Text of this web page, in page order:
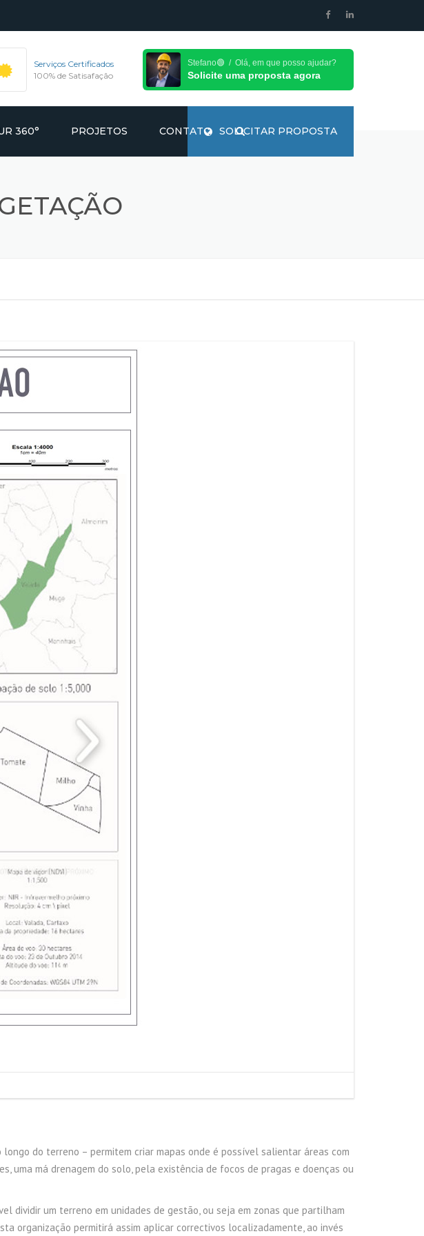
Serviços Certificados
100% de Satisafação
Stefano🟢 / Olá, em que posso ajudar?
Solicite uma proposta agora
SOLICITAR PROPOSTA
360° PROJETOS CONTATO
do terreno – permitem criar mapas onde é possível salientar áreas com
uma má drenagem do solo, pela existência de focos de pragas e doenças ou
dividir um terreno em unidades de gestão, ou seja em zonas que partilham
organização permitirá assim aplicar correctivos localizadamente, ao invés